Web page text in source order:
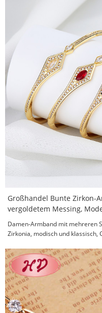
Großhandel Bunte Zirkon-
vergoldetem Messing,
Damen-Armband mit mehreren
Zirkonia, modisch und klassisch,